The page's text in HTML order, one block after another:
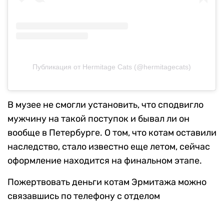
Публикация от Hermitage Cats (@hermitagecats)
В музее не смогли установить, что сподвигло
мужчину на такой поступок и бывал ли он
вообще в Петербурге. О том, что котам оставили
наследство, стало известно еще летом, сейчас
оформление находится на финальном этапе.
Пожертвовать деньги котам Эрмитажа можно
связавшись по телефону с отделом